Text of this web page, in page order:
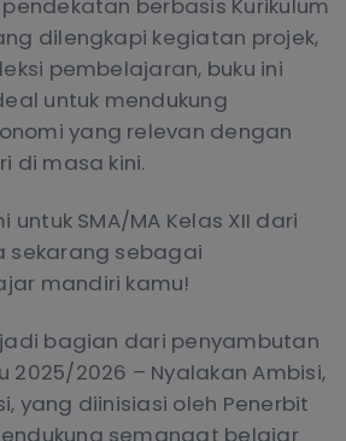
dilengkapi kegiatan projek,
pembelajaran, buku ini
untuk mendukung
yang relevan dengan
di masa kini.
untuk SMA/MA Kelas XII dari
sekarang sebagai
mandiri kamu!
bagian dari penyambutan
2025/2026 – Nyalakan Ambisi,
yang diinisiasi oleh Penerbit
semangat belajar